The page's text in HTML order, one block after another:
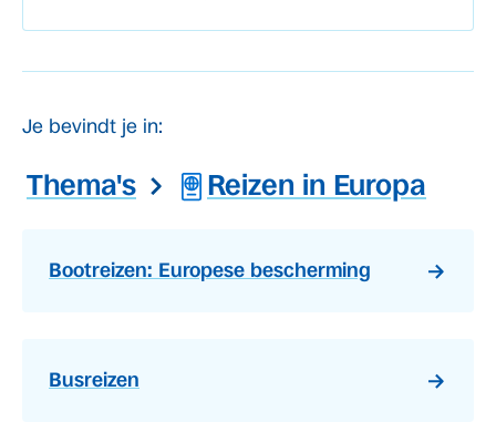
Je bevindt je in:
Thema's Reizen in Europa
Bootreizen: Europese bescherming
Busreizen